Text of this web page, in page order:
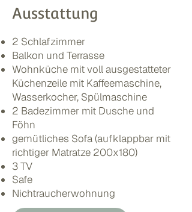
Ausstattung
2 Schlafzimmer
Balkon und Terrasse
Wohnküche mit voll ausgestatteter
Küchenzeile mit Kaffeemaschine,
Wasserkocher, Spülmaschine
2 Badezimmer mit Dusche und
Föhn
gemütliches Sofa (aufklappbar mit
richtiger Matratze 200x180)
3 TV
Safe
Nichtraucherwohnung